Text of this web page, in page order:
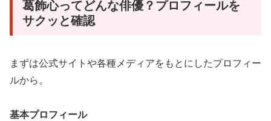
葛飾心ってどんな俳優？プロフィールを
サクッと確認
まずは公式サイトや各種メディアをもとにしたプロフィー
ルから。
基本プロフィール